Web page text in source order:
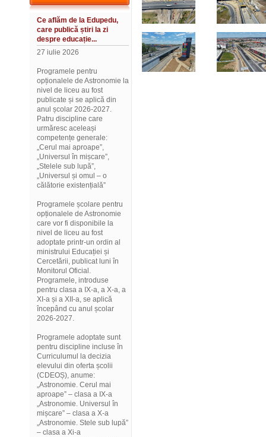
Ce aflăm de la Edupedu,
care publică știri la zi
despre educație...
27 iulie 2026
Programele pentru
opționalele de Astronomie la
nivel de liceu au fost
publicate și se aplică din
anul școlar 2026-2027.
Patru discipline care
urmăresc aceleași
competențe generale:
„Cerul mai aproape”,
„Universul în mișcare”,
„Stelele sub lupă”,
„Universul și omul – o
călătorie existențială”
Programele școlare pentru
opționalele de Astronomie
care vor fi disponibile la
nivel de liceu au fost
adoptate printr-un ordin al
ministrului Educației și
Cercetării, publicat luni în
Monitorul Oficial.
Programele, introduse
pentru clasa a IX-a, a X-a, a
XI-a și a XII-a, se aplică
începând cu anul școlar
2026-2027.
Programele adoptate sunt
pentru discipline incluse în
Curriculumul la decizia
elevului din oferta școlii
(CDEOȘ), anume:
„Astronomie. Cerul mai
aproape” – clasa a IX-a
„Astronomie. Universul în
mișcare” – clasa a X-a
„Astronomie. Stele sub lupă”
– clasa a Xi-a